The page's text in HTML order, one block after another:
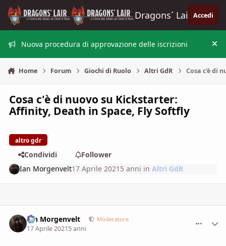
Vai al contenuto
Dragons´ Lair Accedi
Nuova procedura di approvazione delle iscrizioni
Home Forum Giochi di Ruolo Altri GdR Cosa c'è di
Cosa c'è di nuovo su Kickstarter:
Affinity, Death in Space, Fly Softfly
altro gdr
Condividi
Follower
Ian Morgenvelt17 Aprile 2021 5 anni inAltri GdR
Ian Morgenvelt Moderatore
17 Aprile 20215 anni